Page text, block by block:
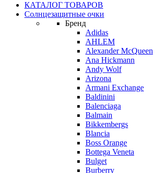
КАТАЛОГ ТОВАРОВ
Солнцезащитные очки
Бренд
Adidas
AHLEM
Alexander McQueen
Ana Hickmann
Andy Wolf
Arizona
Armani Exchange
Baldinini
Balenciaga
Balmain
Bikkembergs
Blancia
Boss Orange
Bottega Veneta
Bulget
Burberry